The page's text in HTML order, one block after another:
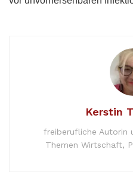
Kerstin
freiberufliche Autorin
Themen Wirtschaft,